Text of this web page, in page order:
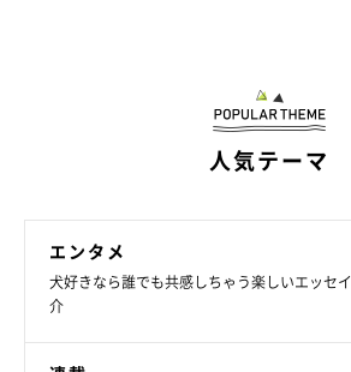
るほど悩んだから。これまで生きてきて悩
のは、あのときだけだ。でも大吉を迎えた
消えた。大福を迎えてよかったと思ってい
れていない。そして今に至る。私の場合
人気テーマ
エンタメ
犬好きなら誰でも共感しちゃう楽しいエッセ
介